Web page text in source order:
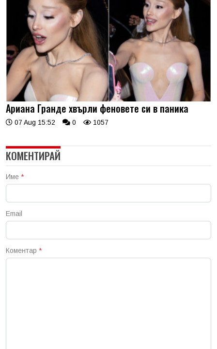
Ариана Гранде хвърли феновете си в паника
07 Aug 15:52 0 1057
КОМЕНТИРАЙ
Име *
Email
Коментар *